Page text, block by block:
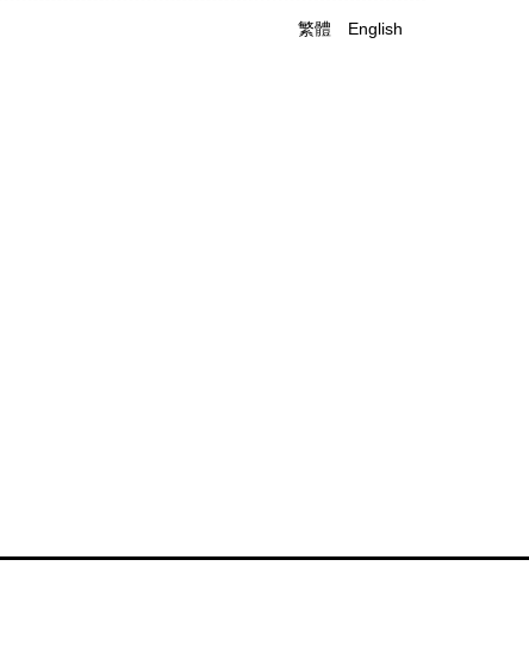
繁體 English